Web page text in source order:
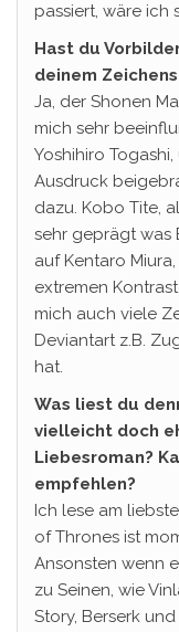
passiert, wäre ich
Hast du
deinem
Ja, der Shonen
mich sehr
Yoshihiro
Ausdruck
dazu. Kobo Tite,
sehr geprägt was
auf Kentaro
extremen
mich auch viele
Deviantart z.B.
hat.
Was liest du
vielleicht doch
Liebesroman?
empfehlen?
Ich lese am
of Thrones ist
Ansonsten wenn
zu Seinen, wie
Story, Berserk